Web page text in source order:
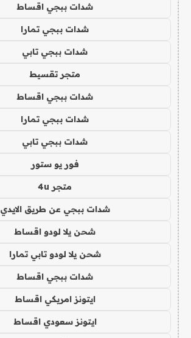
شدات ببجي اقساط
شدات ببجي تمارا
شدات ببجي تابي
متجر تقسيط
شدات ببجي اقساط
شدات ببجي تمارا
شدات ببجي تابي
فور يو ستور
متجر 4u
شدات ببجي عن طريق الايدي
شحن يلا لودو اقساط
شحن يلا لودو تابي تمارا
شدات ببجي اقساط
ايتونز امريكي اقساط
ايتونز سعودي اقساط